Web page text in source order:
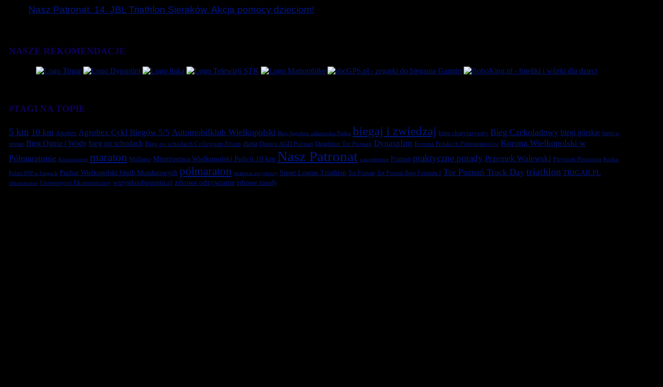
Nasz Patronat. 14. JBL Triathlon Sieraków. Akcja pomocy dzieciom!
NASZE REKOMENDACJE
#TAGI NA TOPIE
5 km 10 km Agrobex Agrobex Cykl Biegów 5/5 Automobilklub Wielkopolski Bieg Agrobex zalasewska Piątka biegaj i zwiedzaj bieg charytatywny Bieg Czekoladowy biegi górskie biegi w
terenie Bieg Ognia i Wody bieg po schodach Bieg po schodach Collegium Altum dieta Domix AGD Poznań Duathlon Tor Poznań Dynasplint Korona Polskich Półmaratonów Korona Wielkopolski w
Półmaratonie Koronawirus maraton Millano Mistrzostwa Wielkopolski Policji 10 km Nasz Patronat nawodnienie Poznań praktyczne porady Przemek Walewski Przystań Posnania Puchar
Polski PSP w biegach Puchar Wielkopolski Służb Mundurowych półmaraton strategia zwycięzcy Super League Triathlon Tor Poznań Tor Poznań Bieg Formuła 1 Tor Poznań Track Day triathlon TRIGAR.PL
ultramaraton Uniwersytet Ekonomiczny wszystkoobieganiu.pl zdrowe odżywianie zdrowe zasady